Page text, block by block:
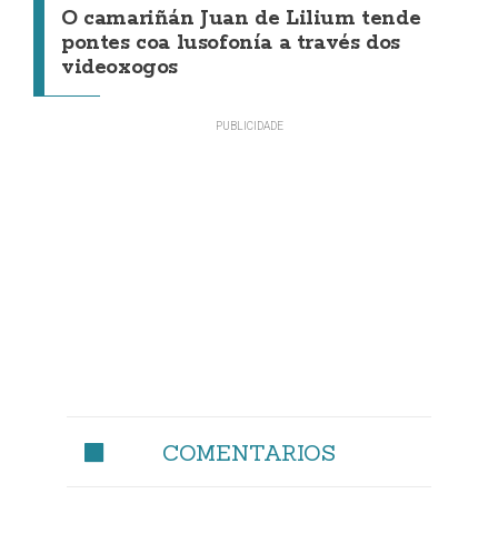
O camariñán Juan de Lilium tende
pontes coa lusofonía a través dos
videoxogos
COMENTARIOS